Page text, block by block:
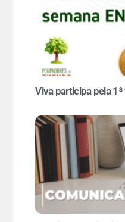
Viva participa pela